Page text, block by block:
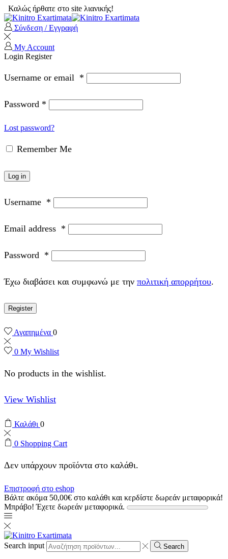
Καλώς ήρθατε στο site λιανικής!
Σύνδεση / Εγγραφή
My Account
Login Register
Username or email *
Password *
Lost password?
Remember Me
Log in
Username *
Email address *
Password *
Έχω διαβάσει και συμφωνώ με την πολιτική απορρήτου.
Register
Αγαπημένα 0
0 My Wishlist
No products in the wishlist.
View Wishlist
Καλάθι 0
0 Shopping Cart
Δεν υπάρχουν προϊόντα στο καλάθι.
Επιστροφή στο eshop
Βάλτε ακόμα 50,00€ στο καλάθι και κερδίστε δωρεάν μεταφορικά!
Μπράβο! Έχετε δωρεάν μεταφορικά.
Search input Search